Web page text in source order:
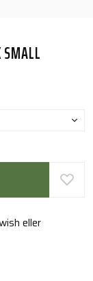
eller